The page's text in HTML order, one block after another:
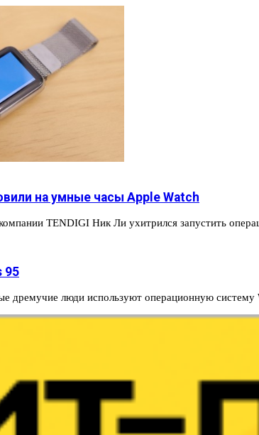
на умные часы Apple Watch
TENDIGI Ник Ли ухитрился запустить
95
дремучие люди используют операционную